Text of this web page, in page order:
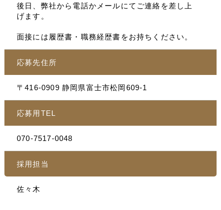
後日、弊社から電話かメールにてご連絡を差し上
げます。
面接には履歴書・職務経歴書をお持ちください。
応募先住所
〒416-0909 静岡県富士市松岡609-1
応募用TEL
070-7517-0048
採用担当
佐々木